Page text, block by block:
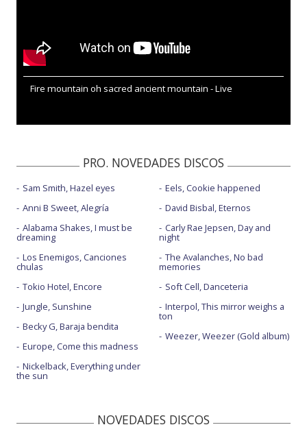
Fire mountain oh sacred ancient mountain - Live
PRO. NOVEDADES DISCOS
Sam Smith, Hazel eyes
Anni B Sweet, Alegría
Alabama Shakes, I must be
dreaming
Los Enemigos, Canciones
chulas
Tokio Hotel, Encore
Jungle, Sunshine
Becky G, Baraja bendita
Europe, Come this madness
Nickelback, Everything under
the sun
Eels, Cookie happened
David Bisbal, Eternos
Carly Rae Jepsen, Day and
night
The Avalanches, No bad
memories
Soft Cell, Danceteria
Interpol, This mirror weighs a
ton
Weezer, Weezer (Gold album)
NOVEDADES DISCOS